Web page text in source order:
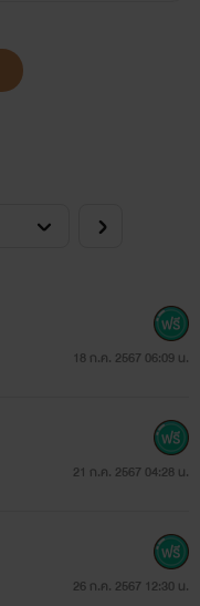
18 ก.ค. 2567 06:09 น.
21 ก.ค. 2567 04:28 น.
26 ก.ค. 2567 12:30 น.